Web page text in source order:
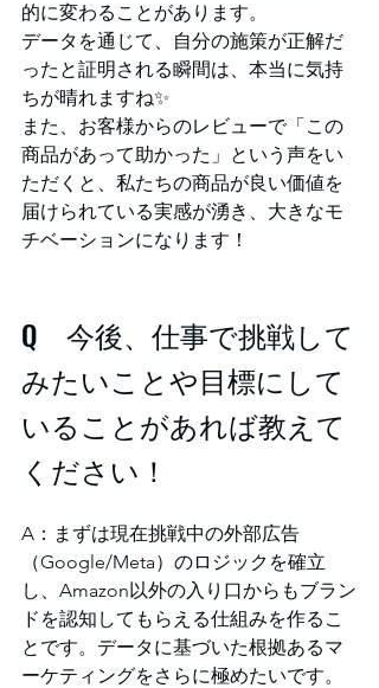
的に変わることがあります。
データを通じて、自分の施策が正解だ
ったと証明される瞬間は、本当に気持
ちが晴れますね✨
また、お客様からのレビューで「この
商品があって助かった」という声をい
ただくと、私たちの商品が良い価値を
届けられている実感が湧き、大きなモ
チベーションになります！
Q　今後、仕事で挑戦して
みたいことや目標にして
いることがあれば教えて
ください！
A：まずは現在挑戦中の外部広告
（Google/Meta）のロジックを確立
し、Amazon以外の入り口からもブラン
ドを認知してもらえる仕組みを作るこ
とです。データに基づいた根拠あるマ
ーケティングをさらに極めたいです。